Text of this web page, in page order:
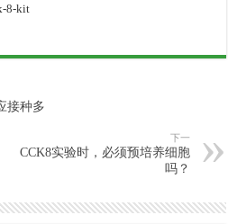
8-kit
接种多
下一
CCK8实验时，必须预培养细胞
吗？